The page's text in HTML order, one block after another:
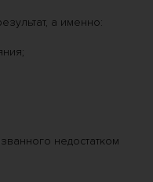
а именно:
недостатком